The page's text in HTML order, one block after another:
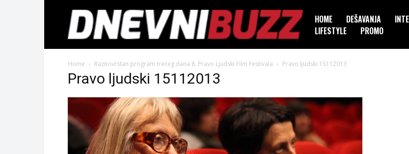
HOME DEŠAVANJA
LIFESTYLE
PROMO
Home Raznovrstan program trećeg dana 8. Pravo Ljudski Film Festivala Pravo ljudski 15112013
Pravo ljudski 15112013